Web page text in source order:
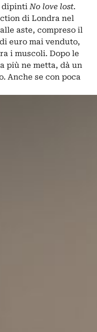
dipintiNo love lost.
di Londra nel
aste, compreso il
euro mai venduto,
i muscoli. Dopo le
più ne metta, dà un
Anche se con poca